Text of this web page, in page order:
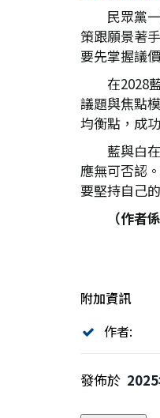
民眾黨
策跟願景著
要先掌握議
在2028
議題與焦點
均衡點，成
藍與白
應無可否認
要堅持自己
（作者
附加資訊
作者:
發佈於